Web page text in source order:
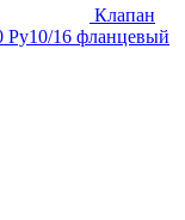
Клапан
Ру10/16 фланцевый